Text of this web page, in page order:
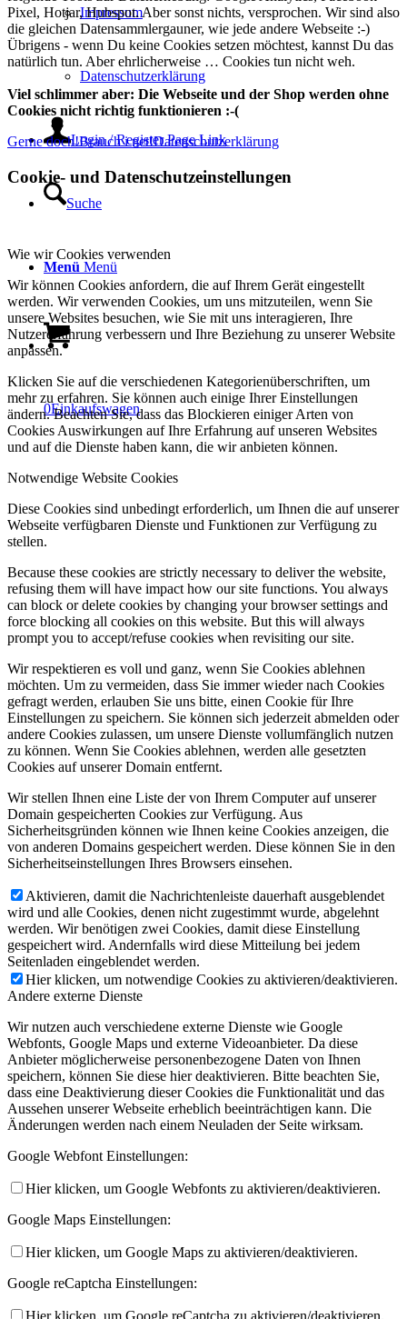
Impressum
Datenschutzerklärung
Login / Register Page Link
Suche
Menü Menü
0Einkaufswagen
Pixel, Hotjar, Hubspot. Aber sonst nichts, versprochen. Wir sind also
die gleichen Datensammlergauner, wie jede andere Webseite :-)
Übrigens - wenn Du keine Cookies setzen möchtest, kannst Du das
natürlich tun. Aber ehrlicherweise … Cookies tun nicht weh.
Viel schlimmer aber: Die Webseite und der Shop werden ohne
Cookies nicht richtig funktionieren :-(
Gerne doch!Brauch i net!Datenschutzerklärung
Cookie- und Datenschutzeinstellungen
Wie wir Cookies verwenden
Wir können Cookies anfordern, die auf Ihrem Gerät eingestellt
werden. Wir verwenden Cookies, um uns mitzuteilen, wenn Sie
unsere Websites besuchen, wie Sie mit uns interagieren, Ihre
Nutzererfahrung verbessern und Ihre Beziehung zu unserer Website
anpassen.
Klicken Sie auf die verschiedenen Kategorienüberschriften, um
mehr zu erfahren. Sie können auch einige Ihrer Einstellungen
ändern. Beachten Sie, dass das Blockieren einiger Arten von
Cookies Auswirkungen auf Ihre Erfahrung auf unseren Websites
und auf die Dienste haben kann, die wir anbieten können.
Notwendige Website Cookies
Diese Cookies sind unbedingt erforderlich, um Ihnen die auf unserer
Webseite verfügbaren Dienste und Funktionen zur Verfügung zu
stellen.
Because these cookies are strictly necessary to deliver the website,
refusing them will have impact how our site functions. You always
can block or delete cookies by changing your browser settings and
force blocking all cookies on this website. But this will always
prompt you to accept/refuse cookies when revisiting our site.
Wir respektieren es voll und ganz, wenn Sie Cookies ablehnen
möchten. Um zu vermeiden, dass Sie immer wieder nach Cookies
gefragt werden, erlauben Sie uns bitte, einen Cookie für Ihre
Einstellungen zu speichern. Sie können sich jederzeit abmelden oder
andere Cookies zulassen, um unsere Dienste vollumfänglich nutzen
zu können. Wenn Sie Cookies ablehnen, werden alle gesetzten
Cookies auf unserer Domain entfernt.
Wir stellen Ihnen eine Liste der von Ihrem Computer auf unserer
Domain gespeicherten Cookies zur Verfügung. Aus
Sicherheitsgründen können wie Ihnen keine Cookies anzeigen, die
von anderen Domains gespeichert werden. Diese können Sie in den
Sicherheitseinstellungen Ihres Browsers einsehen.
Aktivieren, damit die Nachrichtenleiste dauerhaft ausgeblendet
wird und alle Cookies, denen nicht zugestimmt wurde, abgelehnt
werden. Wir benötigen zwei Cookies, damit diese Einstellung
gespeichert wird. Andernfalls wird diese Mitteilung bei jedem
Seitenladen eingeblendet werden.
Hier klicken, um notwendige Cookies zu aktivieren/deaktivieren.
Andere externe Dienste
Wir nutzen auch verschiedene externe Dienste wie Google
Webfonts, Google Maps und externe Videoanbieter. Da diese
Anbieter möglicherweise personenbezogene Daten von Ihnen
speichern, können Sie diese hier deaktivieren. Bitte beachten Sie,
dass eine Deaktivierung dieser Cookies die Funktionalität und das
Aussehen unserer Webseite erheblich beeinträchtigen kann. Die
Änderungen werden nach einem Neuladen der Seite wirksam.
Google Webfont Einstellungen:
Hier klicken, um Google Webfonts zu aktivieren/deaktivieren.
Google Maps Einstellungen:
Hier klicken, um Google Maps zu aktivieren/deaktivieren.
Google reCaptcha Einstellungen:
Hier klicken, um Google reCaptcha zu aktivieren/deaktivieren.